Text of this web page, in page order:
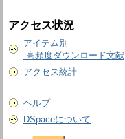
アクセス状況
アイテム別
高頻度ダウンロード文献
アクセス統計
ヘルプ
DSpaceについて